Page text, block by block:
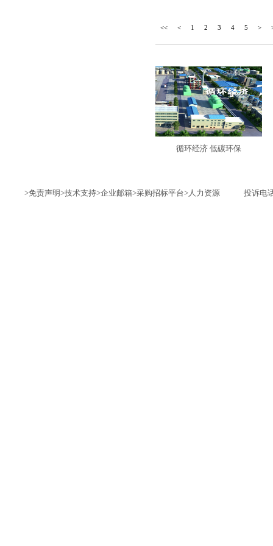
<< < 1 2 3 4 5 >
循环经济 低碳环保
>免责声明>技术支持>企业邮箱>采购招标平台>人力资源 投诉电话：